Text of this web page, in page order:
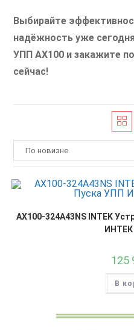
Выбирайте
надёжность уже
УПП AX100 и закажите
сейчас!
AX100-324A43NS INTEK
ИНТЕК
125
В